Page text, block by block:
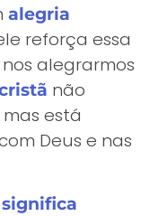
alegria
reforça essa
alegrarmos
não
está
Deus e nas